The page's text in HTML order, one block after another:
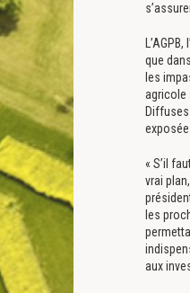
que
les
agricole
« S’il
vrai
les
aux